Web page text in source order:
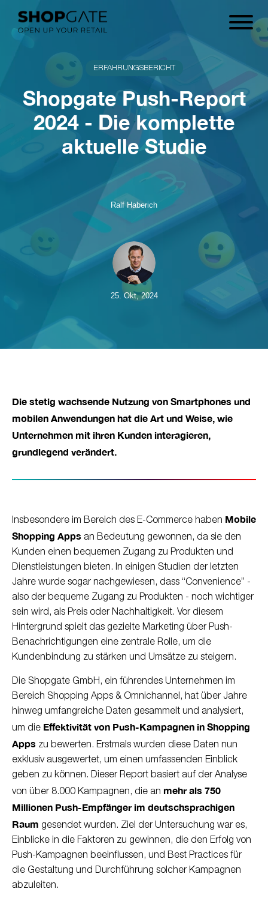
ERFAHRUNGSBERICHT
Shopgate Push-Report
2024 - Die komplette
aktuelle Studie
Ralf Haberich
25. Okt, 2024
Die stetig wachsende Nutzung von Smartphones und
mobilen Anwendungen hat die Art und Weise, wie
Unternehmen mit ihren Kunden interagieren,
grundlegend verändert.
Insbesondere im Bereich des E-Commerce haben Mobile
Shopping Apps an Bedeutung gewonnen, da sie den
Kunden einen bequemen Zugang zu Produkten und
Dienstleistungen bieten. In einigen Studien der letzten
Jahre wurde sogar nachgewiesen, dass “Convenience” -
also der bequeme Zugang zu Produkten - noch wichtiger
sein wird, als Preis oder Nachhaltigkeit. Vor diesem
Hintergrund spielt das gezielte Marketing über Push-
Benachrichtigungen eine zentrale Rolle, um die
Kundenbindung zu stärken und Umsätze zu steigern.
Die Shopgate GmbH, ein führendes Unternehmen im
Bereich Shopping Apps & Omnichannel, hat über Jahre
hinweg umfangreiche Daten gesammelt und analysiert,
um die Effektivität von Push-Kampagnen in Shopping
Apps zu bewerten. Erstmals wurden diese Daten nun
exklusiv ausgewertet, um einen umfassenden Einblick
geben zu können. Dieser Report basiert auf der Analyse
von über 8.000 Kampagnen, die an mehr als 750
Millionen Push-Empfänger im deutschsprachigen
Raum gesendet wurden. Ziel der Untersuchung war es,
Einblicke in die Faktoren zu gewinnen, die den Erfolg von
Push-Kampagnen beeinflussen, und Best Practices für
die Gestaltung und Durchführung solcher Kampagnen
abzuleiten.